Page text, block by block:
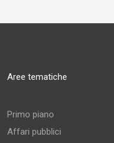
Aree tematiche
Primo piano
Affari pubblici